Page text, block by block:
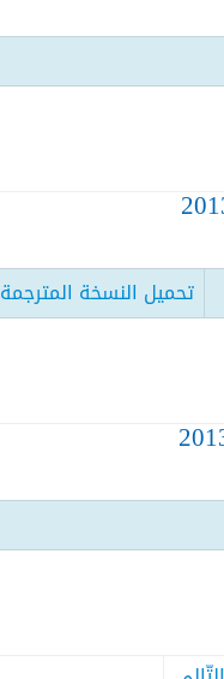
تحميل النسخة المترجمة